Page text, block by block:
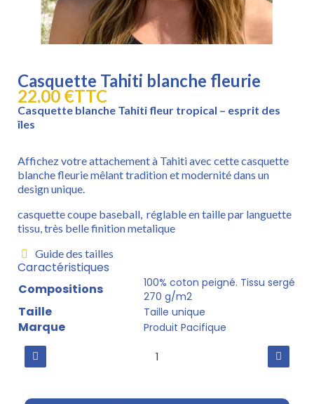
Casquette Tahiti blanche fleurie
22,00 €TTC
Casquette blanche Tahiti fleur tropical – esprit des
îles
Affichez votre attachement à Tahiti avec cette casquette
blanche fleurie mêlant tradition et modernité dans un
design unique.
casquette coupe baseball, réglable en taille par languette
tissu, très belle finition metalique
Guide des tailles
Caractéristiques
Compositions
100% coton peigné. Tissu sergé
270 g/m2
Taille Taille unique
Marque Produit Pacifique